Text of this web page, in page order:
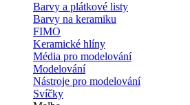
Barvy a plátkové listy
Barvy na keramiku
FIMO
Keramické hlíny
Média pro modelování
Modelování
Nástroje pro modelování
Svíčky